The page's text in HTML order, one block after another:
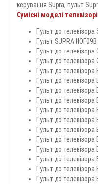
керування Supra, пульт
Сумісні моделі
Пульт до телевізора
Пульт SUPRA HOF09B
Пульт до телевізора
Пульт до телевізора
Пульт до телевізора
Пульт до телевізора
Пульт до телевізора
Пульт до телевізора
Пульт до телевізора
Пульт до телевізора
Пульт до телевізора
Пульт до телевізора
Пульт до телевізора
Пульт до телевізора
Пульт до телевізора
Пульт до телевізора